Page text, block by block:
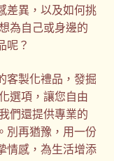
差異，以及如何挑
為自己或身邊的
呢？
客製化禮品，發掘
選項，讓您自由
們還提供專業的
別再猶豫，用一份
情感，為生活增添